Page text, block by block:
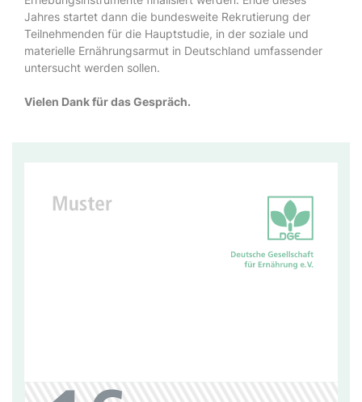
Jahres startet dann die bundesweite Rekrutierung der
Teilnehmenden für die Hauptstudie, in der soziale und
materielle Ernährungsarmut in Deutschland umfassender
untersucht werden sollen.
Vielen Dank für das Gespräch.